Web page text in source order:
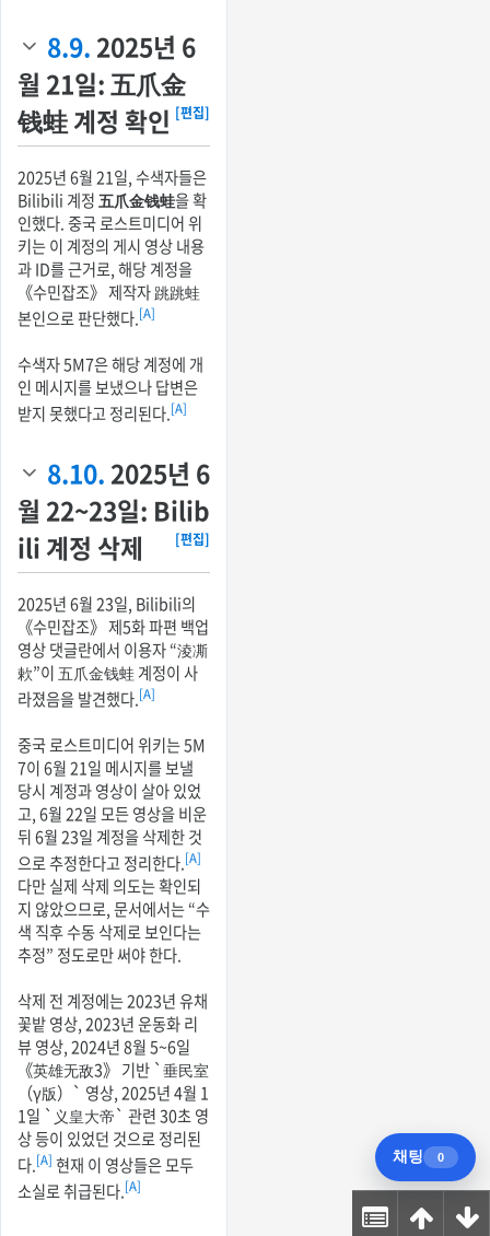
8.9. 2025년 6
월 21일: 五爪金
钱蛙 계정 확인 [편집]
2025년 6월 21일, 수색자들은
Bilibili 계정五爪金钱蛙을 확
인했다. 중국 로스트미디어 위
키는 이 계정의 게시 영상 내용
과 ID를 근거로, 해당 계정을
《수민잡조》 제작자 跳跳蛙
본인으로 판단했다.[A]
수색자 5M7은 해당 계정에 개
인 메시지를 보냈으나 답변은
받지 못했다고 정리된다.[A]
8.10. 2025년 6
월 22~23일: Bilib
ili 계정 삭제
[편집]
2025년 6월 23일, Bilibili의
《수민잡조》 제5화 파편 백업
영상 댓글란에서 이용자 “淩凘
欶”이 五爪金钱蛙 계정이 사
라졌음을 발견했다.[A]
중국 로스트미디어 위키는 5M
7이 6월 21일 메시지를 보낼
당시 계정과 영상이 살아 있었
고, 6월 22일 모든 영상을 비운
뒤 6월 23일 계정을 삭제한 것
으로 추정한다고 정리한다.[A]
다만 실제 삭제 의도는 확인되
지 않았으므로, 문서에서는 “수
색 직후 수동 삭제로 보인다는
추정” 정도로만 써야 한다.
삭제 전 계정에는 2023년 유채
꽃밭 영상, 2023년 운동화 리
뷰 영상, 2024년 8월 5~6일
《英雄无敌3》 기반 `垂民室
（γ版）` 영상, 2025년 4월 1
1일 `义皇大帝` 관련 30초 영
상 등이 있었던 것으로 정리된
다.[A] 현재 이 영상들은 모두
소실로 취급된다.[A]